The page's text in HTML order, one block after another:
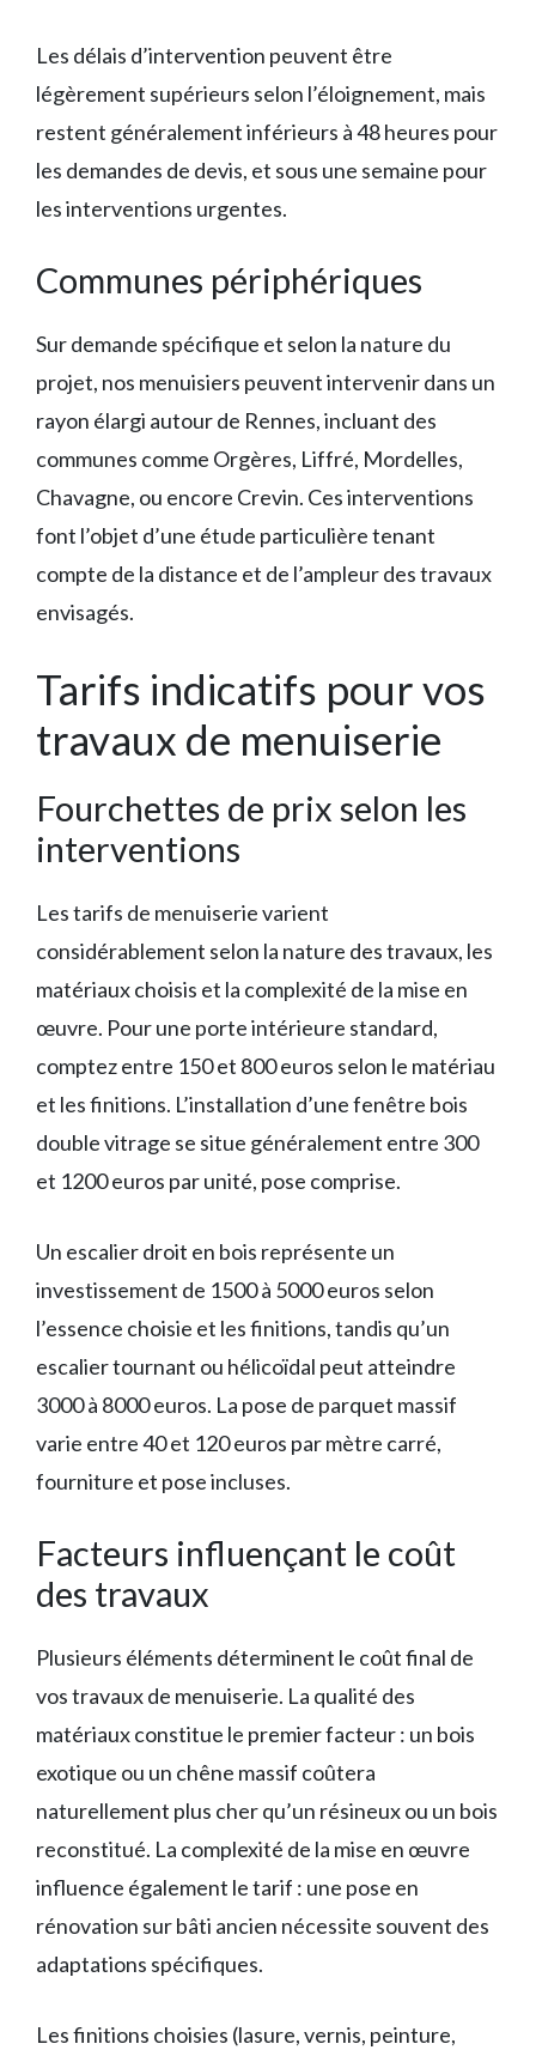
Les délais d’intervention peuvent être
légèrement supérieurs selon l’éloignement, mais
restent généralement inférieurs à 48 heures pour
les demandes de devis, et sous une semaine pour
les interventions urgentes.
Communes périphériques
Sur demande spécifique et selon la nature du
projet, nos menuisiers peuvent intervenir dans un
rayon élargi autour de Rennes, incluant des
communes comme Orgères, Liffré, Mordelles,
Chavagne, ou encore Crevin. Ces interventions
font l’objet d’une étude particulière tenant
compte de la distance et de l’ampleur des travaux
envisagés.
Tarifs indicatifs pour vos
travaux de menuiserie
Fourchettes de prix selon les
interventions
Les tarifs de menuiserie varient
considérablement selon la nature des travaux, les
matériaux choisis et la complexité de la mise en
œuvre. Pour une porte intérieure standard,
comptez entre 150 et 800 euros selon le matériau
et les finitions. L’installation d’une fenêtre bois
double vitrage se situe généralement entre 300
et 1200 euros par unité, pose comprise.
Un escalier droit en bois représente un
investissement de 1500 à 5000 euros selon
l’essence choisie et les finitions, tandis qu’un
escalier tournant ou hélicoïdal peut atteindre
3000 à 8000 euros. La pose de parquet massif
varie entre 40 et 120 euros par mètre carré,
fourniture et pose incluses.
Facteurs influençant le coût
des travaux
Plusieurs éléments déterminent le coût final de
vos travaux de menuiserie. La qualité des
matériaux constitue le premier facteur : un bois
exotique ou un chêne massif coûtera
naturellement plus cher qu’un résineux ou un bois
reconstitué. La complexité de la mise en œuvre
influence également le tarif : une pose en
rénovation sur bâti ancien nécessite souvent des
adaptations spécifiques.
Les finitions choisies (lasure, vernis, peinture,